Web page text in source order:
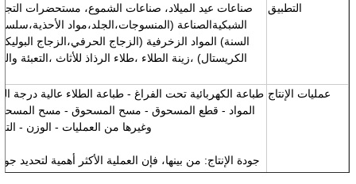
التطبيق
صناعات عيد الميلاد، صناعات الشموع، مستحضرات
الشبكيةالصناعة (المنسوجات،الجلد،مواد
السنة) المواد الزخرفية (الزجاج الحرفي،الزجاج
الكريستال) ،زينة الطلاء ،طلاء الرذاذ للأثاث ،التعبئة
عمليات الإنتاج طباعة الكهربائية تحت الفراغ - طباعة الطلاء عالية درجة
المواد - قطع المسحوق - مسح المسحوق - مسح
وغيرها من العمليات - الوزن -
جودة الإنتاج: من بينها، فإن العملية الأكثر أهمية لتحديد
عملية إنتاج طباعة الطلاء عالية درجة الحرارة.هذه